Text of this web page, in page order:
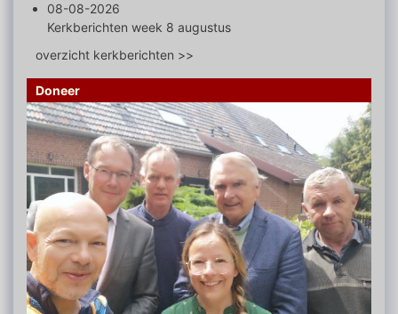
08-08-2026
Kerkberichten week 8 augustus
overzicht kerkberichten >>
Doneer